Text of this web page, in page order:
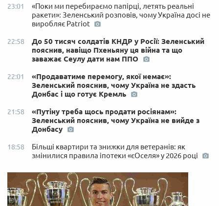
23:01
«Поки ми перебираємо папірці, летять реальні
ракети»: Зеленський розповів, чому Україна досі не
виробляє Patriot
22:58
До 50 тисяч солдатів КНДР у Росії: Зеленський
пояснив, навіщо Пхеньяну ця війна та що
заважає Сеулу дати нам ППО
22:01
«Продаватиме перемогу, якої немає»:
Зеленський пояснив, чому Україна не здасть
Донбас і що готує Кремль
21:58
«Путіну треба щось продати росіянам»:
Зеленський пояснив, чому Україна не вийде з
Донбасу
18:58
Більші квартири та знижки для ветеранів: як
змінилися правила іпотеки «єОселя» у 2026 році